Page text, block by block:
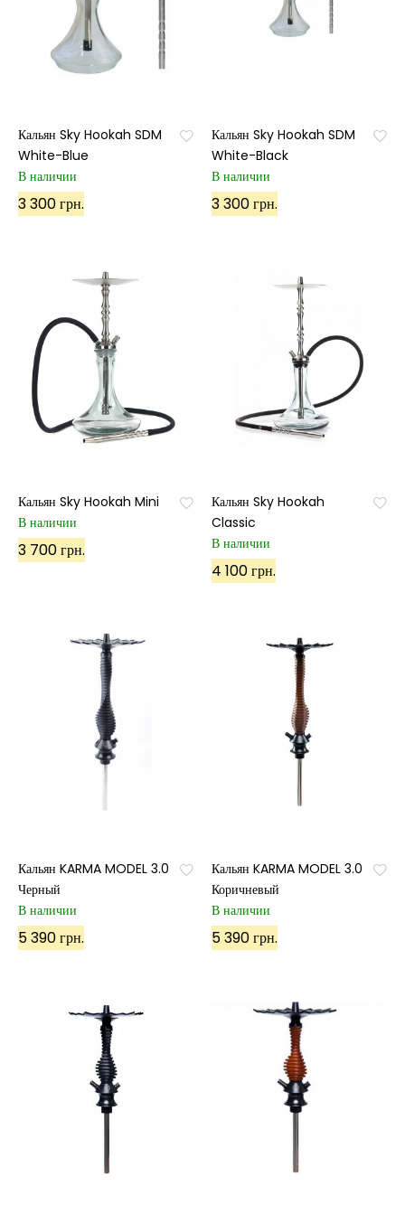
Кальян Sky Hookah SDM
White-Blue
В наличии
3 300 грн.
Кальян Sky Hookah SDM
White-Black
В наличии
3 300 грн.
Кальян Sky Hookah Mini
В наличии
3 700 грн.
Кальян Sky Hookah
Classic
В наличии
4 100 грн.
Кальян KARMA MODEL 3.0
Черный
В наличии
5 390 грн.
Кальян KARMA MODEL 3.0
Коричневый
В наличии
5 390 грн.